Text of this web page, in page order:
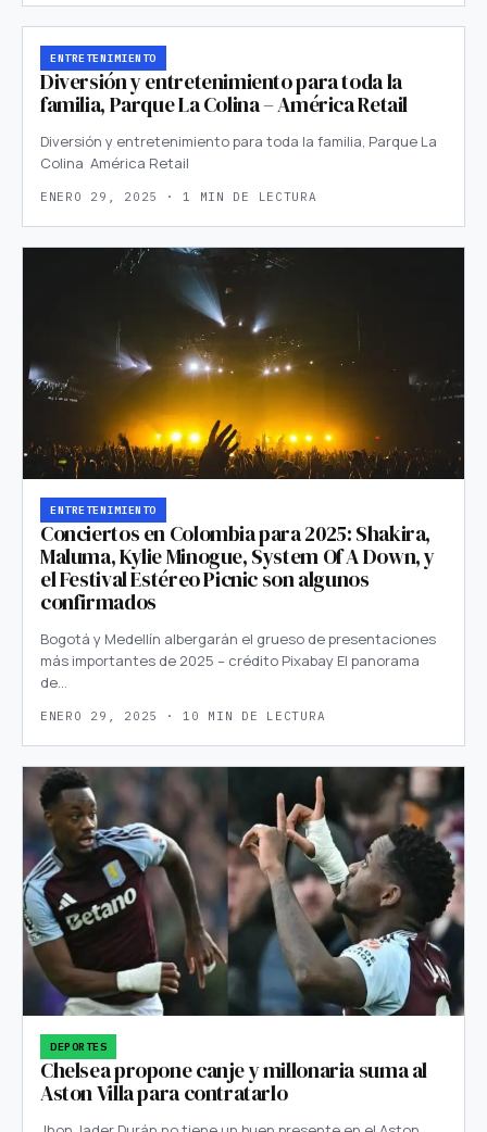
ENTRETENIMIENTO
Diversión y entretenimiento para toda la
familia, Parque La Colina – América Retail
Diversión y entretenimiento para toda la familia, Parque La
Colina América Retail
ENERO 29, 2025 · 1 MIN DE LECTURA
ENTRETENIMIENTO
Conciertos en Colombia para 2025: Shakira,
Maluma, Kylie Minogue, System Of A Down, y
el Festival Estéreo Picnic son algunos
confirmados
Bogotá y Medellín albergarán el grueso de presentaciones
más importantes de 2025 – crédito Pixabay El panorama
de…
ENERO 29, 2025 · 10 MIN DE LECTURA
DEPORTES
Chelsea propone canje y millonaria suma al
Aston Villa para contratarlo